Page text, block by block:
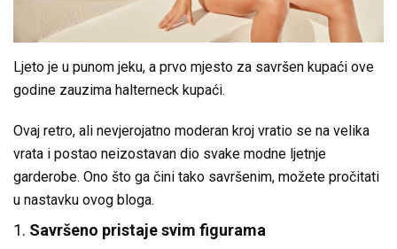
Ljeto je u punom jeku, a prvo mjesto za savršen kupaći ove
godine zauzima halterneck kupaći.
Ovaj retro, ali nevjerojatno moderan kroj vratio se na velika
vrata i postao neizostavan dio svake modne ljetnje
garderobe. Ono što ga čini tako savršenim, možete pročitati
u nastavku ovog bloga.
1. Savršeno pristaje svim figurama